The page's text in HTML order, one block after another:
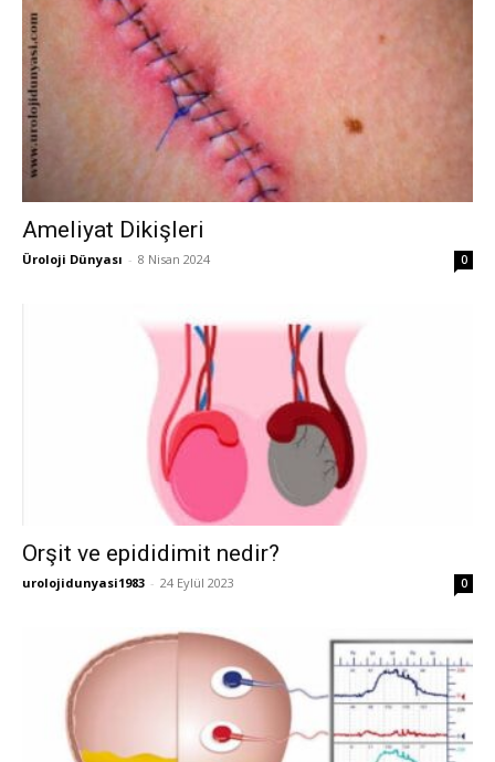
Ameliyat Dikişleri
Üroloji Dünyası - 8 Nisan 2024 0
Orşit ve epididimit nedir?
urolojidunyasi1983 - 24 Eylül 2023 0